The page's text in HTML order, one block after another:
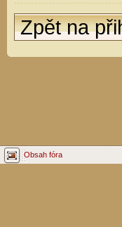
Zpět na
Obsah fóra